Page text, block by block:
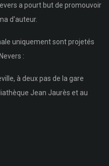
a pourt but de promouvoir
d'auteur.
uniquement sont projetés
:
à deux pas de la gare
Jean Jaurès et au